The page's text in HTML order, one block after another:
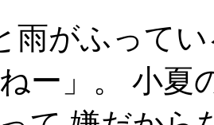
雨がふって
ー」。 小夏